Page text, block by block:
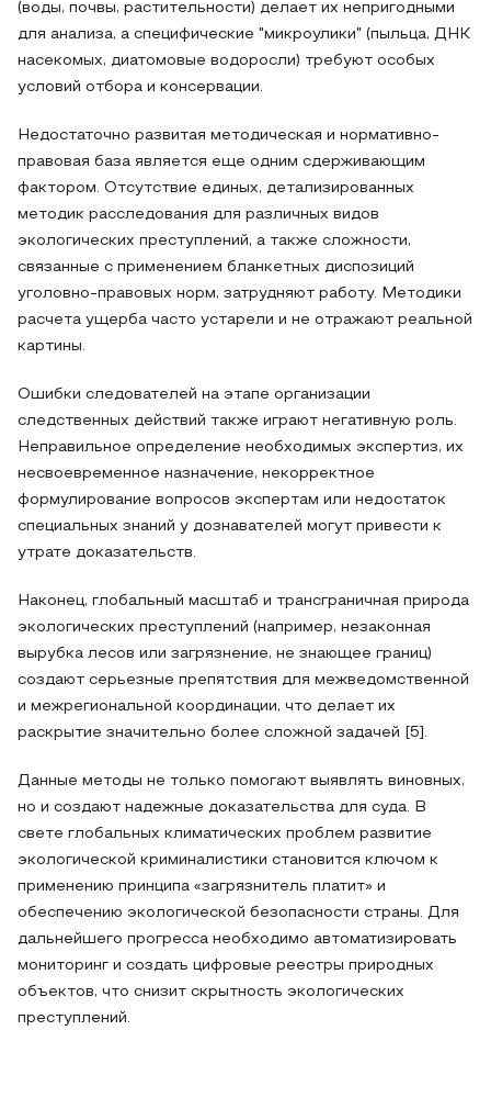
(воды, почвы, растительности) делает их непригодными
для анализа, а специфические "микроулики" (пыльца, ДНК
насекомых, диатомовые водоросли) требуют особых
условий отбора и консервации.
Недостаточно развитая методическая и нормативно-
правовая база является еще одним сдерживающим
фактором. Отсутствие единых, детализированных
методик расследования для различных видов
экологических преступлений, а также сложности,
связанные с применением бланкетных диспозиций
уголовно-правовых норм, затрудняют работу. Методики
расчета ущерба часто устарели и не отражают реальной
картины.
Ошибки следователей на этапе организации
следственных действий также играют негативную роль.
Неправильное определение необходимых экспертиз, их
несвоевременное назначение, некорректное
формулирование вопросов экспертам или недостаток
специальных знаний у дознавателей могут привести к
утрате доказательств.
Наконец, глобальный масштаб и трансграничная природа
экологических преступлений (например, незаконная
вырубка лесов или загрязнение, не знающее границ)
создают серьезные препятствия для межведомственной
и межрегиональной координации, что делает их
раскрытие значительно более сложной задачей [5].
Данные методы не только помогают выявлять виновных,
но и создают надежные доказательства для суда. В
свете глобальных климатических проблем развитие
экологической криминалистики становится ключом к
применению принципа «загрязнитель платит» и
обеспечению экологической безопасности страны. Для
дальнейшего прогресса необходимо автоматизировать
мониторинг и создать цифровые реестры природных
объектов, что снизит скрытность экологических
преступлений.